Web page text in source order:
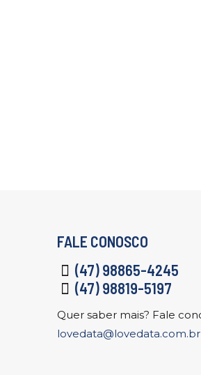
FALE CONOSCO
(47) 98865-4245
(47) 98819-5197
Quer saber mais? Fale
lovedata@lovedata.com.br